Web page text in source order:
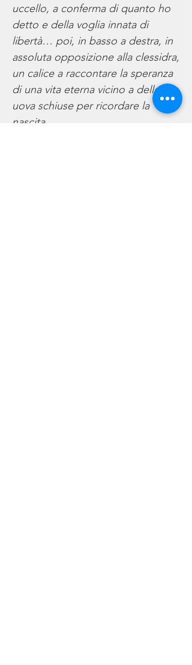
uccello, a conferma di quanto ho
detto e della voglia innata di
libertà… poi, in basso a destra, in
assoluta opposizione alla clessidra,
un calice a raccontare la speranza
di una vita eterna vicino a delle
uova schiuse per ricordare la
nascita.